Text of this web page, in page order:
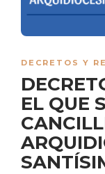
DECRETOS Y
EL QUE